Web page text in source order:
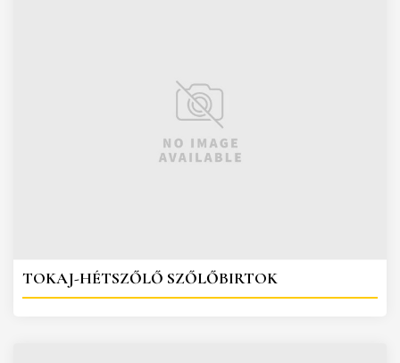
TOKAJ-HÉTSZŐLŐ SZŐLŐBIRTOK